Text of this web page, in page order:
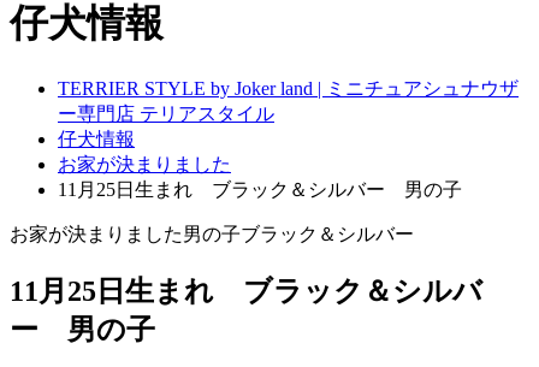
仔犬情報
TERRIER STYLE by Joker land | ミニチュアシュナウザ
ー専門店 テリアスタイル
仔犬情報
お家が決まりました
11月25日生まれ ブラック＆シルバー 男の子
お家が決まりました男の子ブラック＆シルバー
11月25日生まれ ブラック＆シルバ
ー 男の子